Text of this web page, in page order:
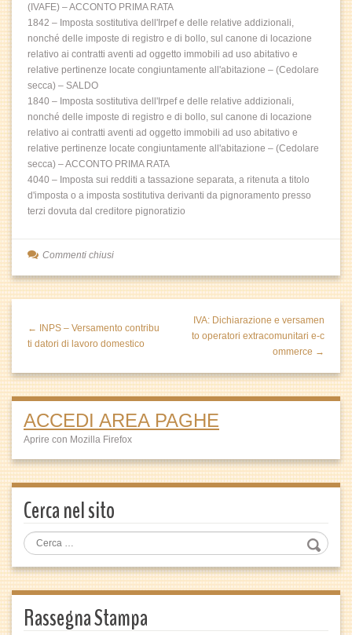
(IVAFE) – ACCONTO PRIMA RATA
1842 – Imposta sostitutiva dell'Irpef e delle relative addizionali,
nonché delle imposte di registro e di bollo, sul canone di locazione
relativo ai contratti aventi ad oggetto immobili ad uso abitativo e
relative pertinenze locate congiuntamente all'abitazione – (Cedolare
secca) – SALDO
1840 – Imposta sostitutiva dell'Irpef e delle relative addizionali,
nonché delle imposte di registro e di bollo, sul canone di locazione
relativo ai contratti aventi ad oggetto immobili ad uso abitativo e
relative pertinenze locate congiuntamente all'abitazione – (Cedolare
secca) – ACCONTO PRIMA RATA
4040 – Imposta sui redditi a tassazione separata, a ritenuta a titolo
d'imposta o a imposta sostitutiva derivanti da pignoramento presso
terzi dovuta dal creditore pignoratizio
Commenti chiusi
← INPS – Versamento contribu
ti datori di lavoro domestico
IVA: Dichiarazione e versamen
to operatori extracomunitari e-c
ommerce →
ACCEDI AREA PAGHE
Aprire con Mozilla Firefox
Cerca nel sito
Rassegna Stampa